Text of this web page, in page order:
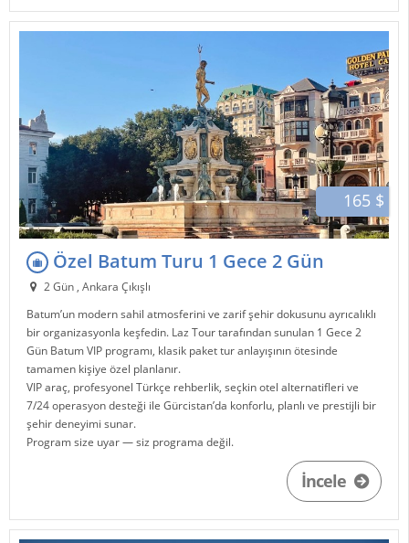
165 $
Özel Batum Turu 1 Gece 2 Gün
2 Gün , Ankara Çıkışlı
Batum’un modern sahil atmosferini ve zarif şehir dokusunu ayrıcalıklı
bir organizasyonla keşfedin. Laz Tourtarafından sunulan 1 Gece 2
Gün Batum VIP programı, klasik paket tur anlayışının ötesinde
tamamen kişiye özel planlanır.
VIP araç, profesyonel Türkçe rehberlik, seçkin otel alternatifleri ve
7/24 operasyon desteği ileGürcistan’da konforlu, planlı ve prestijli bir
şehir deneyimi sunar.
Program size uyar — siz programa değil.
İncele